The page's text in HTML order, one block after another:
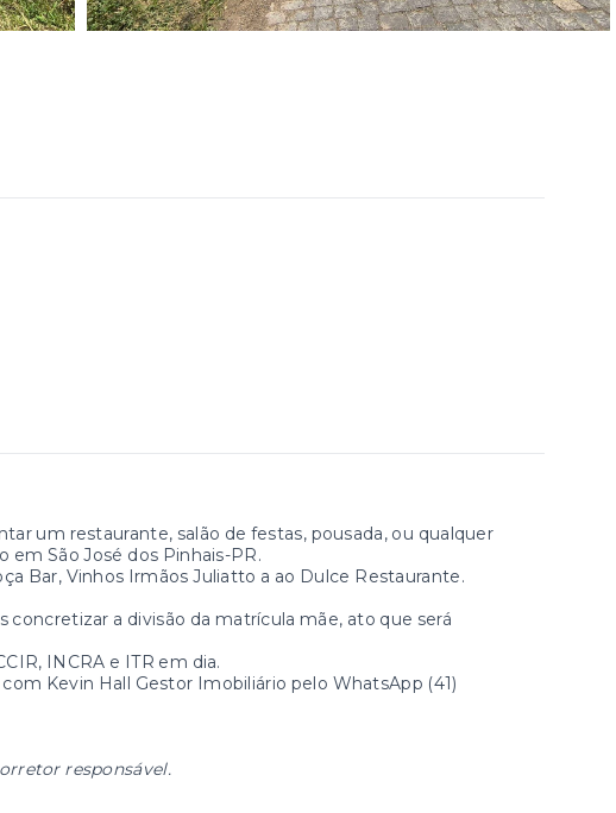
um restaurante, salão de festas, pousada, ou qualquer
em São José dos Pinhais-PR.
Bar, Vinhos Irmãos Juliatto a ao Dulce Restaurante.
a divisão da matrícula mãe, ato que será
INCRA e ITR em dia.
Kevin Hall Gestor Imobiliário pelo WhatsApp (41)
responsável.